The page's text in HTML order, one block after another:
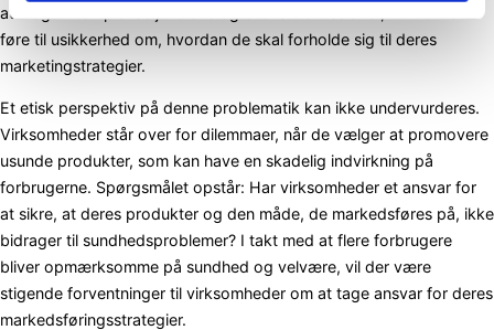
at indgå i komplekse juridiske og etiske diskussioner, hvilket kan
føre til usikkerhed om, hvordan de skal forholde sig til deres
marketingstrategier.
Et etisk perspektiv på denne problematik kan ikke undervurderes.
Virksomheder står over for dilemmaer, når de vælger at promovere
usunde produkter, som kan have en skadelig indvirkning på
forbrugerne. Spørgsmålet opstår: Har virksomheder et ansvar for
at sikre, at deres produkter og den måde, de markedsføres på, ikke
bidrager til sundhedsproblemer? I takt med at flere forbrugere
bliver opmærksomme på sundhed og velvære, vil der være
stigende forventninger til virksomheder om at tage ansvar for deres
markedsføringsstrategier.